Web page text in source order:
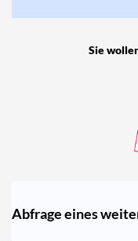
Sie
Abfrage eines